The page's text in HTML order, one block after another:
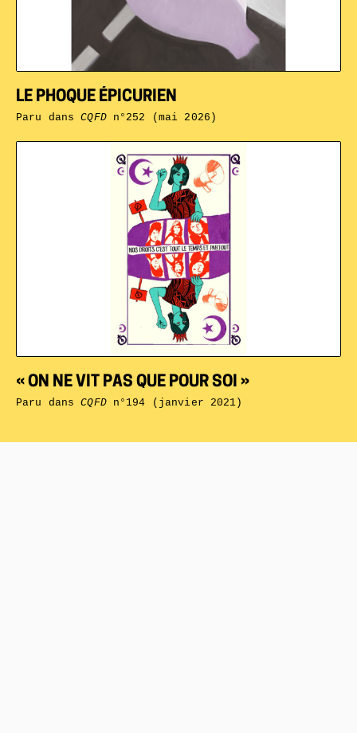
« ON NE VIT PAS QUE POUR SOI »
Paru dansCQFDn°194 (janvier 2021)
LE PHOQUE ÉPICURIEN
Paru dansCQFDn°252 (mai 2026)